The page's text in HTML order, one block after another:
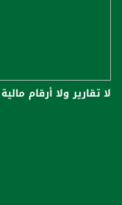
لا تقارير ولا أرقام